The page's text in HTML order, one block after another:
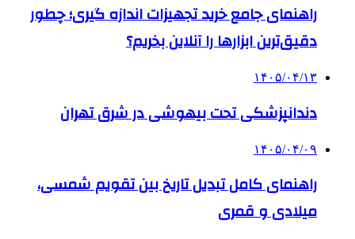
راهنمای جامع خرید تجهیزات اندازه گیری؛ چطور
دقیق‌ترین ابزارها را آنلاین بخریم؟
۱۴۰۵/۰۴/۱۳
دندانپزشکی تحت بیهوشی در شرق تهران
۱۴۰۵/۰۴/۰۹
راهنمای کامل تبدیل تاریخ بین تقویم شمسی،
میلادی و قمری